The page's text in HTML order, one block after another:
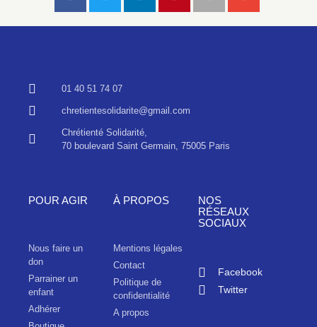
01 40 51 74 07
chretientesolidarite@gmail.com
Chrétienté Solidarité,
70 boulevard Saint Germain, 75005 Paris
POUR AGIR
Nous faire un
don
Parrainer un
enfant
Adhérer
À PROPOS
Mentions légales
Contact
Politique de
confidentialité
A propos
NOS
RÉSEAUX
SOCIAUX
Facebook
Twitter